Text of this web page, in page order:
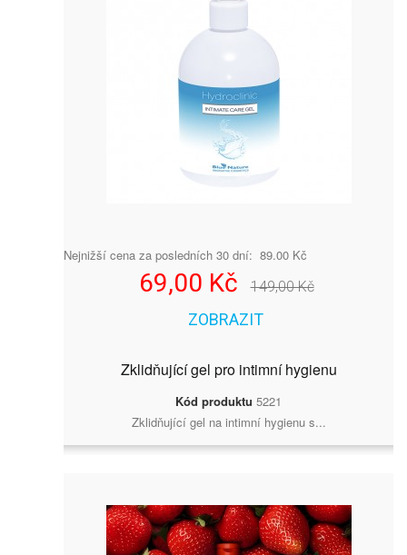
Nejnižší cena za posledních 30 dní: 89.00 Kč
69,00 Kč 149,00 Kč
ZOBRAZIT
Zklidňující gel pro intimní hygienu
Kód produktu 5221
Zklidňující gel na intimní hygienu s...